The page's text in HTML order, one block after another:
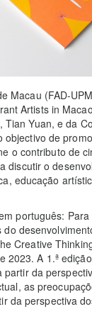
Macau (FAD-
Artists in
Yuan, e da
de
o contributo de
discutir o
educação
português:
Creative
A 1.ª
da
as
da perspectiva